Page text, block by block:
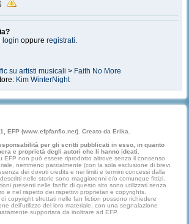
login oppure registrati.
su artisti musicali > Faith No More
Kim WinterNight
EFP (www.efpfanfic.net). Creato da Erika.
per gli scritti pubblicati in esso, in quanto
e proprietà degli autori che li hanno ideati.
EFP non può essere riprodotto altrove senza il consenso
nemmeno parzialmente (con la sola esclusione di brevi
dei dovuti credits e nei limiti e termini concessi dalla
nelle storie sono maggiorenni e/o comunque fittizi.
presenti nelle fanfic di questo sito sono utilizzati senza
e nel rispetto dei rispettivi proprietari e copyrights.
copyright sfruttati nelle fan fiction possono richiedere
dell'utilizzo del loro materiale, con una segnalazione
supportata da inoltrare ad EFP.